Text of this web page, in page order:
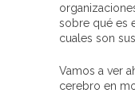
sobre qué es
cuales son sus
Vamos a ver
cerebro en